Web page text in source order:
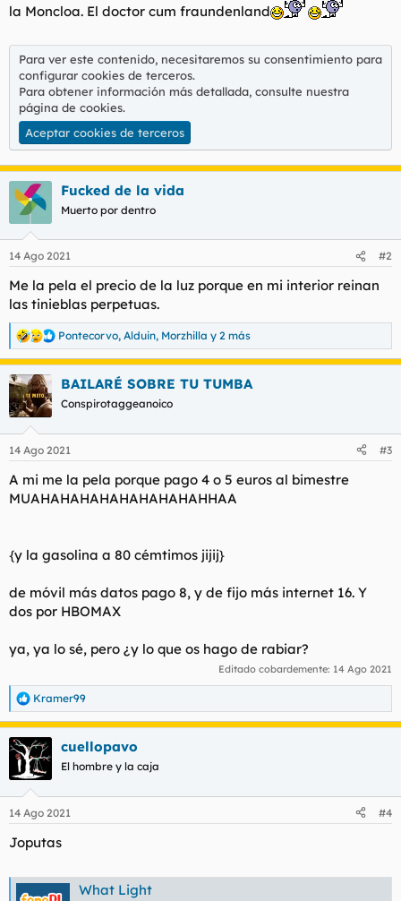
la Moncloa. El doctor cum fraundenland
Para ver este contenido, necesitaremos su consentimiento para
configurar cookies de terceros.
Para obtener información más detallada, consulte nuestra
página de cookies.
Aceptar cookies de terceros
Fucked de la vida
Muerto por dentro
14 Ago 2021 #2
Me la pela el precio de la luz porque en mi interior reinan
las tinieblas perpetuas.
R
e
a
c
c
i
e
:
Pontecorvo, Alduin, Morzhilla y 2 más
BAILARÉ SOBRE TU TUMBA
Conspirotaggeanoico
14 Ago 2021 #3
A mi me la pela porque pago 4 o 5 euros al bimestre
MUAHAHAHAHAHAHAHAHAHHAA
{y la gasolina a 80 cémtimos jijij}
de móvil más datos pago 8, y de fijo más internet 16. Y
dos por HBOMAX
ya, ya lo sé, pero ¿y lo que os hago de rabiar?
Editado cobardemente: 14 Ago 2021
R
e
a
c
c
i
e
:
Kramer99
cuellopavo
El hombre y la caja
14 Ago 2021 #4
Joputas
What Light